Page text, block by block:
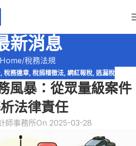
新消息
Home 稅務法規
, 稅務違章, 稅捐稽徵法, 網紅報稅, 逃漏稅
風暴：從眾量級案件
法律責任
師事務所On 2025-03-28